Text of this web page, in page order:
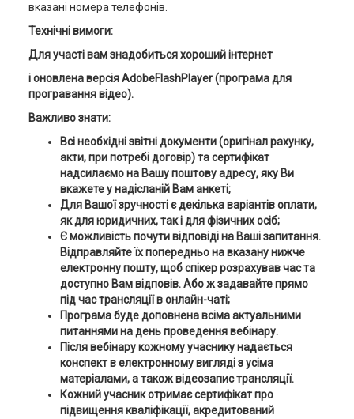
вказані номера телефонів.
Технічні вимоги:
Для участі вам знадобиться хороший інтернет
і оновлена версія AdobeFlashPlayer (програма для
програвання відео).
Важливо знати:
Всі необхідні звітні документи (оригінал рахунку,
акти, при потребі договір) та сертифікат
надсилаємо на Вашу поштову адресу, яку Ви
вкажете у надісланій Вам анкеті;
Для Вашої зручності є декілька варіантів оплати,
як для юридичних, так і для фізичних осіб;
Є можливість почути відповіді на Ваші запитання.
Відправляйте їх попередньо на вказану нижче
електронну пошту, щоб спікер розрахував час та
доступно Вам відповів. Або ж задавайте прямо
під час трансляції в онлайн-чаті;
Програма буде доповнена всіма актуальними
питаннями на день проведення вебінару.
Після вебінару кожному учаснику надається
конспект в електронному вигляді з усіма
матеріалами, а також відеозапис трансляції.
Кожний учасник отримає сертифікат про
підвищення кваліфікації, акредитований